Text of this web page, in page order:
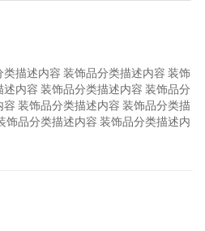
描述内容 装饰品分类描述内容 装饰
内容 装饰品分类描述内容 装饰品分
装饰品分类描述内容 装饰品分类描
饰品分类描述内容 装饰品分类描述内